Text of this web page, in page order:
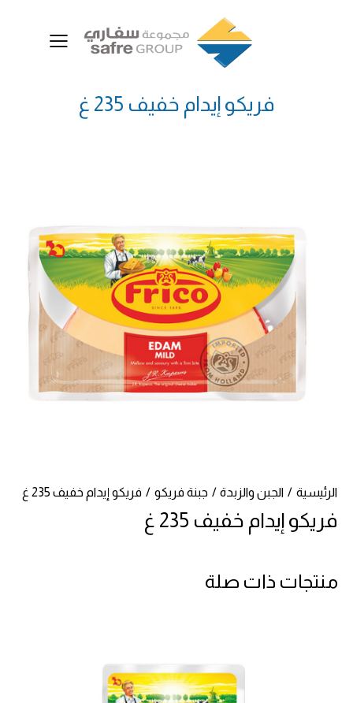
فريكو إيدام خفيف 235 غ
الرئيسية الجبن والزبدة جبنة فريكو فريكو إيدام خفيف 235 غ
فريكو إيدام خفيف 235 غ
منتجات ذات صلة